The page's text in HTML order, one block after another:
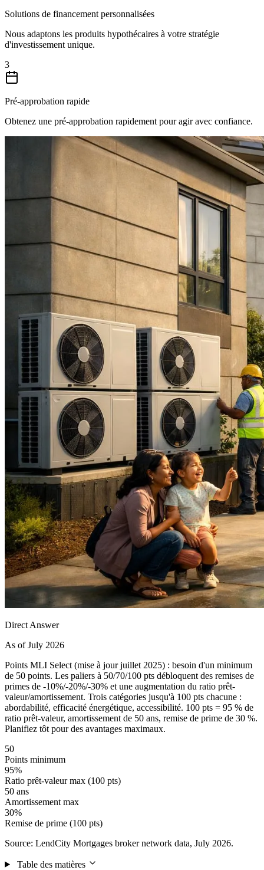
Solutions de financement personnalisées
Nous adaptons les produits hypothécaires à votre stratégie
d'investissement unique.
3
Pré-approbation rapide
Obtenez une pré-approbation rapidement pour agir avec confiance.
Direct Answer
As of July 2026
Points MLI Select (mise à jour juillet 2025) : besoin d'un minimum
de 50 points. Les paliers à 50/70/100 pts débloquent des remises de
primes de -10%/-20%/-30% et une augmentation du ratio prêt-
valeur/amortissement. Trois catégories jusqu'à 100 pts chacune :
abordabilité, efficacité énergétique, accessibilité. 100 pts = 95 % de
ratio prêt-valeur, amortissement de 50 ans, remise de prime de 30 %.
Planifiez tôt pour des avantages maximaux.
50
Points minimum
95%
Ratio prêt-valeur max (100 pts)
50 ans
Amortissement max
30%
Remise de prime (100 pts)
Source: LendCity Mortgages broker network data, July 2026.
Table des matières